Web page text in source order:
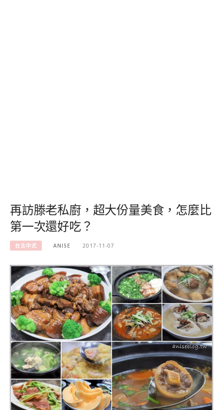
再訪滕老私廚，超大份量美食，怎麼比
第一次還好吃？
台北中式 ANISE 2017-11-07